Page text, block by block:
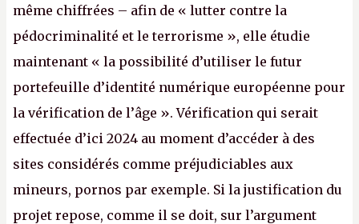
même chiffrées – afin de « lutter contre la
pédocriminalité et le terrorisme », elle étudie
maintenant « la possibilité d’utiliser le futur
portefeuille d’identité numérique européenne pour
la vérification de l’âge ». Vérification qui serait
effectuée d’ici 2024 au moment d’accéder à des
sites considérés comme préjudiciables aux
mineurs, pornos par exemple. Si la justification du
projet repose, comme il se doit, sur l’argument